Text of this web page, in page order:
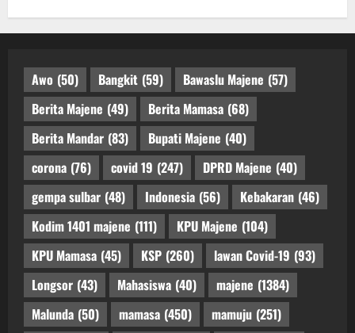
Awo (50) Bangkit (59) Bawaslu Majene (57)
Berita Majene (49) Berita Mamasa (68)
Berita Mandar (83) Bupati Majene (40)
corona (76) covid 19 (247) DPRD Majene (40)
gempa sulbar (48) Indonesia (56) Kebakaran (46)
Kodim 1401 majene (111) KPU Majene (104)
KPU Mamasa (45) KSP (260) lawan Covid-19 (93)
Longsor (43) Mahasiswa (40) majene (1384)
Malunda (50) mamasa (450) mamuju (251)